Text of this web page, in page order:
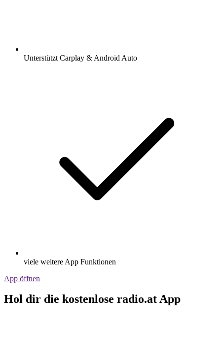
Unterstützt Carplay & Android Auto
viele weitere App Funktionen
App öffnen
Hol dir die kostenlose radio.at App